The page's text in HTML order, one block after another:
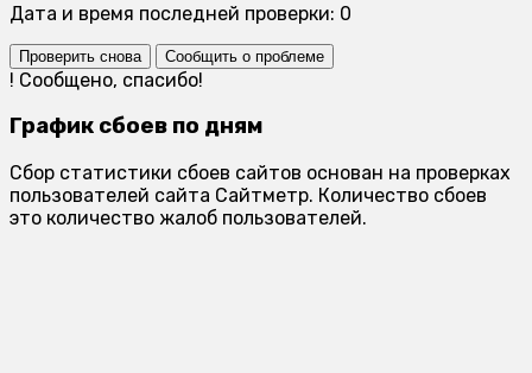
Дата и время последней проверки: 0
Проверить снова Сообщить о проблеме
! Сообщено, спасибо!
График сбоев по дням
Сбор статистики сбоев сайтов основан на проверках
пользователей сайта Сайтметр. Количество сбоев
это количество жалоб пользователей.